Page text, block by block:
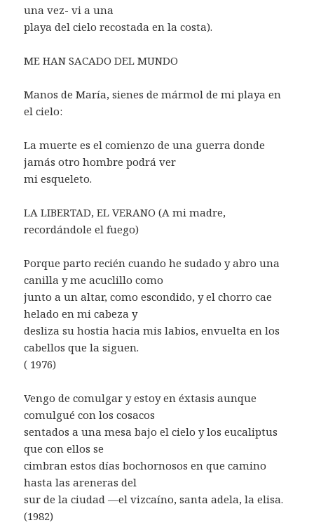
una vez- vi a una
playa del cielo recostada en la costa).
ME HAN SACADO DEL MUNDO
Manos de María, sienes de mármol de mi playa en
el cielo:
La muerte es el comienzo de una guerra donde
jamás otro hombre podrá ver
mi esqueleto.
LA LIBERTAD, EL VERANO (A mi madre,
recordándole el fuego)
Porque parto recién cuando he sudado y abro una
canilla y me acuclillo como
junto a un altar, como escondido, y el chorro cae
helado en mi cabeza y
desliza su hostia hacia mis labios, envuelta en los
cabellos que la siguen.
( 1976)
Vengo de comulgar y estoy en éxtasis aunque
comulgué con los cosacos
sentados a una mesa bajo el cielo y los eucaliptus
que con ellos se
cimbran estos días bochornosos en que camino
hasta las areneras del
sur de la ciudad —el vizcaíno, santa adela, la elisa.
(1982)